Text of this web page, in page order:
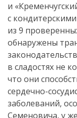
и
с
из 9
обнаружены
в сладостях не
что они
сердечно-
заболеваний,
Семеновича, у